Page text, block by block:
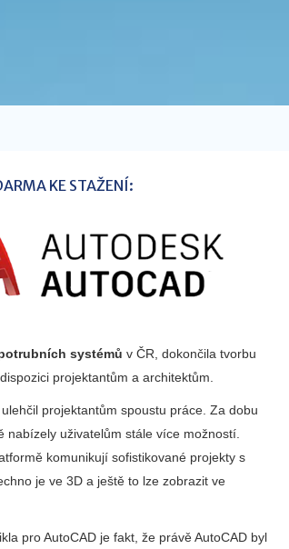
KE STAŽENÍ:
systémů v ČR, dokončila tvorbu
projektantům a architektům.
projektantům spoustu práce. Za dobu
uživatelům stále více možností.
komunikují sofistikované projekty s
je ve 3D a ještě to lze zobrazit ve
pro AutoCAD je fakt, že právě AutoCAD byl